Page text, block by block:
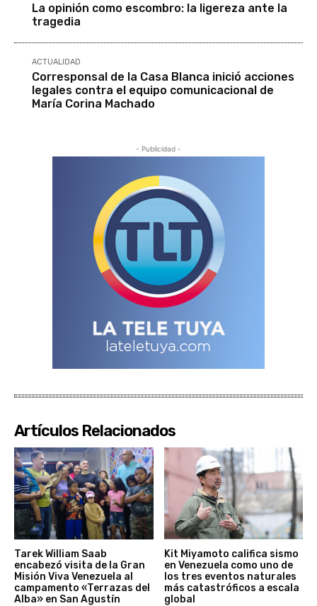
La opinión como escombro: la ligereza ante la
tragedia
ACTUALIDAD
Corresponsal de la Casa Blanca inició acciones
legales contra el equipo comunicacional de
María Corina Machado
- Publicidad -
Artículos Relacionados
Tarek William Saab
encabezó visita de la Gran
Misión Viva Venezuela al
campamento «Terrazas del
Alba» en San Agustín
Kit Miyamoto califica sismo
en Venezuela como uno de
los tres eventos naturales
más catastróficos a escala
global